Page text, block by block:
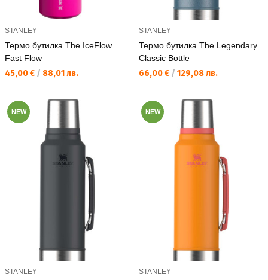
STANLEY
Термо бутилка The IceFlow
Fast Flow
Текуща цена:
45,00 € / 88,01 лв.
STANLEY
Термо бутилка The Legendary
Classic Bottle
Текуща цена:
66,00 € / 129,08 лв.
NEW
STANLEY
NEW
STANLEY